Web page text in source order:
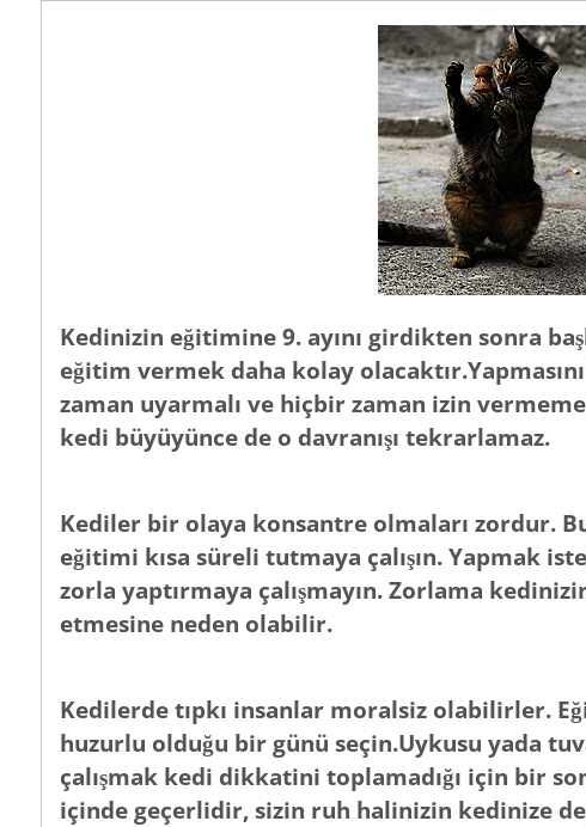
Kedinizin eğitimine 9. ayını girdikten sonra
eğitim vermek daha kolay
zaman uyarmalı ve hiçbir zaman izin
kedi büyüyünce de o davranışı tekrarlamaz.
Kediler bir olaya konsantre olmaları zordur.
eğitimi kısa süreli tutmaya çalışın. Yapmak
zorla yaptırmaya çalışmayın. Zorlama
etmesine neden olabilir.
Kedilerde tıpkı insanlar moralsiz olabilirler.
huzurlu olduğu bir günü seçin.Uykusu yada
çalışmak kedi dikkatini toplamadığı için bir
içinde geçerlidir, sizin ruh halinizin kedinize de